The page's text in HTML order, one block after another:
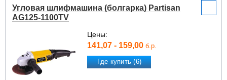
Угловая шлифмашина (болгарка) Partisan
AG125-1100TV
Цены:
141,07 - 159,00 б.р.
Где купить (6)